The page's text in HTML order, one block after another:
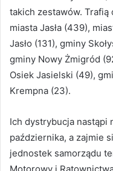
takich zestawów.
miasta Jasła (439),
Jasło (131), gminy
gminy Nowy Żmigród
Osiek Jasielski (49),
Krempna (23).
Ich dystrybucja nastąpi
października, a zajmie
jednostek samorządu
Motorowy i